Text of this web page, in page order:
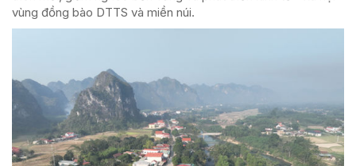
vùng đồng bào DTTS và miền núi.